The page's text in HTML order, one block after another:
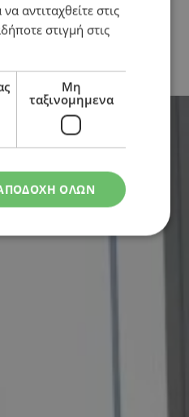
αντιταχθείτε στις
στιγμή στις
Μη
ταξινομημενα
ΟΛΩΝ